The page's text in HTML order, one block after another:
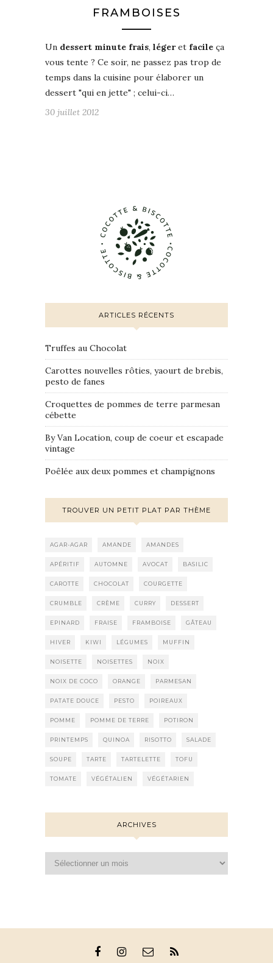
FRAMBOISES
Un dessert minute frais, légeret facile ça
vous tente ? Ce soir, ne passez pas trop de
temps dans la cuisine pour élaborer un
dessert "qui en jette" ; celui-ci…
30 juillet 2012
ARTICLES RÉCENTS
Truffes au Chocolat
Carottes nouvelles rôties, yaourt de brebis,
pesto de fanes
Croquettes de pommes de terre parmesan
cébette
By Van Location, coup de coeur et escapade
vintage
Poêlée aux deux pommes et champignons
TROUVER UN PETIT PLAT PAR THÈME
AGAR-AGAR AMANDE AMANDES
APÉRITIF AUTOMNE AVOCAT BASILIC
CAROTTE CHOCOLAT COURGETTE
CRUMBLE CRÈME CURRY DESSERT
EPINARD FRAISE FRAMBOISE GÂTEAU
HIVER KIWI LÉGUMES MUFFIN
NOISETTE NOISETTES NOIX
NOIX DE COCO ORANGE PARMESAN
PATATE DOUCE PESTO POIREAUX
POMME POMME DE TERRE POTIRON
PRINTEMPS QUINOA RISOTTO SALADE
SOUPE TARTE TARTELETTE TOFU
TOMATE VÉGÉTALIEN VÉGÉTARIEN
ARCHIVES